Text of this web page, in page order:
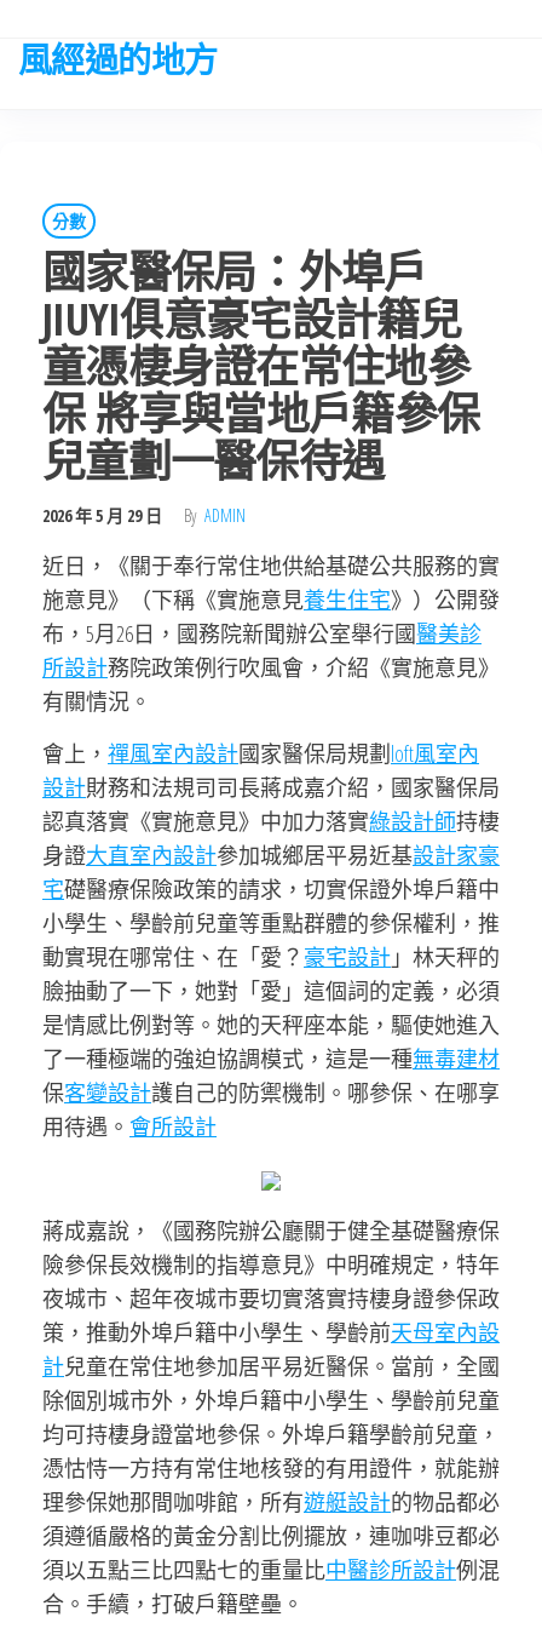
the
風經過的地方
分數
國家醫保局：外埠戶
JIUYI俱意豪宅設計籍兒
童憑棲身證在常住地參
保 將享與當地戶籍參保
兒童劃一醫保待遇
2026 年 5 月 29 日 By ADMIN
近日，《關于奉行常住地供給基礎公共服務的實
施意見》（下稱《實施意見養生住宅》）公開發
布，5月26日，國務院新聞辦公室舉行國醫美診
所設計務院政策例行吹風會，介紹《實施意見》
有關情況。
會上， 禪風室內設計國家醫保局規劃loft風室內
設計財務和法規司司長蔣成嘉介紹，國家醫保局
認真落實《實施意見》中加力落實綠設計師持棲
身證大直室內設計參加城鄉居平易近基設計家豪
宅礎醫療保險政策的請求，切實保證外埠戶籍中
小學生、學齡前兒童等重點群體的參保權利，推
動實現在哪常住、在「愛？ 豪宅設計 」林天秤的
臉抽動了一下，她對「愛」這個詞的定義，必須
是情感比例對等。她的天秤座本能，驅使她進入
了一種極端的強迫協調模式，這是一種無毒建材
保客變設計護自己的防禦機制。哪參保、在哪享
用待遇。 會所設計
蔣成嘉說，《國務院辦公廳關于健全基礎醫療保
險參保長效機制的指導意見》中明確規定，特年
夜城市、超年夜城市要切實落實持棲身證參保政
策，推動外埠戶籍中小學生、學齡前天母室內設
計兒童在常住地參加居平易近醫保。當前，全國
除個別城市外，外埠戶籍中小學生、學齡前兒童
均可持棲身證當地參保。外埠戶籍學齡前兒童，
憑怙恃一方持有常住地核發的有用證件，就能辦
理參保她那間咖啡館，所有遊艇設計的物品都必
須遵循嚴格的黃金分割比例擺放，連咖啡豆都必
須以五點三比四點七的重量比中醫診所設計例混
合。手續，打破戶籍壁壘。